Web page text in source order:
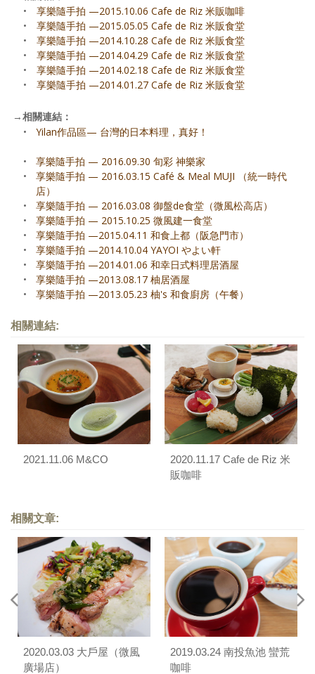
•
享樂隨手拍 —2015.10.06 Cafe de Riz 米販咖啡
•
享樂隨手拍 —2015.05.05 Cafe de Riz 米販食堂
•
享樂隨手拍 —2014.10.28 Cafe de Riz 米販食堂
•
享樂隨手拍 —2014.04.29 Cafe de Riz 米販食堂
•
享樂隨手拍 —2014.02.18 Cafe de Riz 米販食堂
•
享樂隨手拍 —2014.01.27 Cafe de Riz 米販食堂
→相關連結：
•
Yilan作品區— 台灣的日本料理，真好！
•
享樂隨手拍 — 2016.09.30 旬彩 神樂家
•
享樂隨手拍 — 2016.03.15 Café & Meal MUJI （統一時代
店）
•
享樂隨手拍 — 2016.03.08 御盤de食堂（微風松高店）
•
享樂隨手拍 — 2015.10.25 微風建一食堂
•
享樂隨手拍 —2015.04.11 和食上都（阪急門市）
•
享樂隨手拍 —2014.10.04 YAYOI やよい軒
•
享樂隨手拍 —2014.01.06 和幸日式料理居酒屋
•
享樂隨手拍 —2013.08.17 柚居酒屋
•
享樂隨手拍 —2013.05.23 柚's 和食廚房（午餐）
相關連結:
2021.11.06 M&CO
2020.11.17 Cafe de Riz 米
販咖啡
相關文章:
2020.03.03 大戶屋（微風
廣場店）
2019.03.24 南投魚池 蠻荒
咖啡